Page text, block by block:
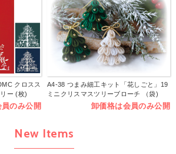
クロスス
ー (枚)
のみ公開
A4-38 つまみ細工キット「花しごと」19
ミニクリスマスツリーブローチ （袋)
卸価格は会員のみ公開
New Items